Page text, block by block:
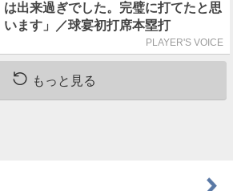
は出来過ぎでした。完璧に打てたと思
います」／球宴初打席本塁打
PLAYER'S VOICE
もっと見る